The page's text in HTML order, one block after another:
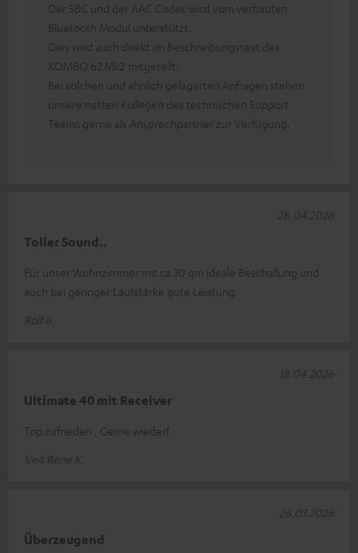
Der SBC und der AAC Codec wird vom verbauten
Bluetooth Modul unterstützt.
Dies wird auch direkt im Beschreibungstext des
KOMBO 62 Mk2 mitgeteilt.
Bei solchen und ähnlich gelagerten Anfragen stehen
unsere netten Kollegen des technischen Support
Teams gerne als Ansprechpartner zur Verfügung.
Toller Sound..
Für unser Wohnzimmer mit ca 30 qm ideale Beschallung und
auch bei geringer Lautstärke gute Leistung
Rolf B.
28.04.2026
Ultimate 40 mit Receiver
Top zufrieden , Gerne wiederf
Veit Rene K.
18.04.2026
Überzeugend
26.03.2026